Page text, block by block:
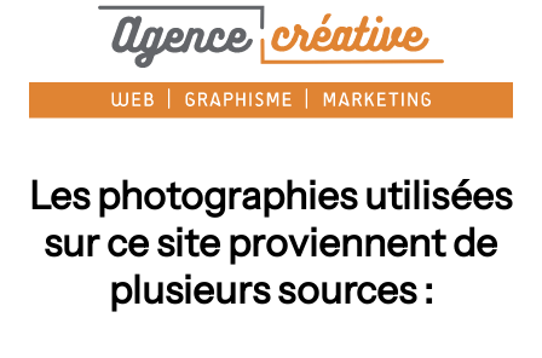
Les photographies utilisées
sur ce site proviennent de
plusieurs sources :